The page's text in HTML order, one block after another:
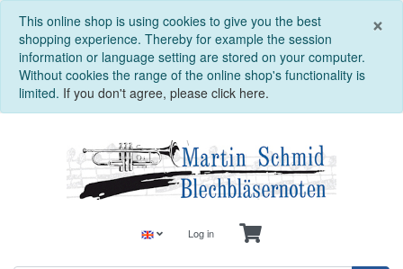
×
This online shop is using cookies to give you the best
shopping experience. Thereby for example the session
information or language setting are stored on your computer.
Without cookies the range of the online shop's functionality is
limited. If you don't agree, please click here.
Log in